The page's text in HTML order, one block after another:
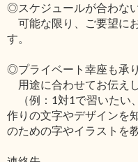
◎スケジュールが合わな
可能な限り、ご要望に
す。
◎プライベート幸座も承り
用途に合わせてお伝え
（例：1対1で習いたい
作りの文字やデザインを
のための字やイラストを